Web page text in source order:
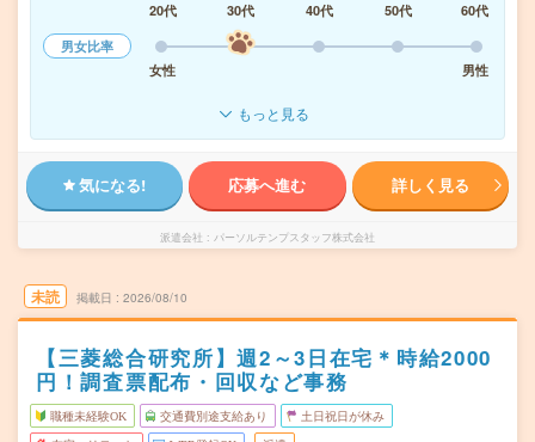
20代
30代 40代 50代
60代
男女比率
女性
男性
もっと見る
気になる! 応募へ進む 詳しく見る
派遣会社 パーソルテンプスタッフ株式会社
未読 掲載日 2026/08/10
【三菱総合研究所】週2～3日在宅＊時給2000
円！調査票配布・回収など事務
職種未経験OK 交通費別途支給あり 土日祝日が休み